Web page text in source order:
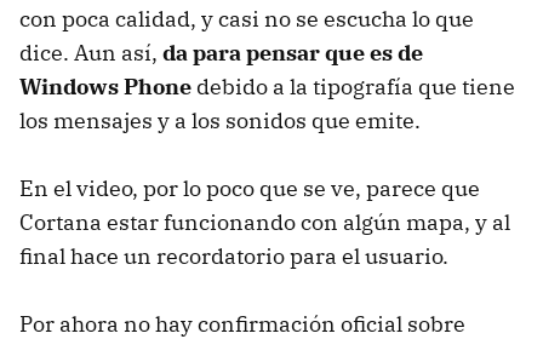
con poca calidad, y casi no se escucha lo que
dice. Aun así, da para pensar que es de
Windows Phone debido a la tipografía que tiene
los mensajes y a los sonidos que emite.
En el video, por lo poco que se ve, parece que
Cortana estar funcionando con algún mapa, y al
final hace un recordatorio para el usuario.
Por ahora no hay confirmación oficial sobre